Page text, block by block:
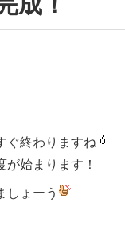
ぐ終わりますね
が始まります！
しょーう